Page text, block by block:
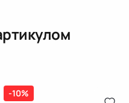
форсунка
-10%